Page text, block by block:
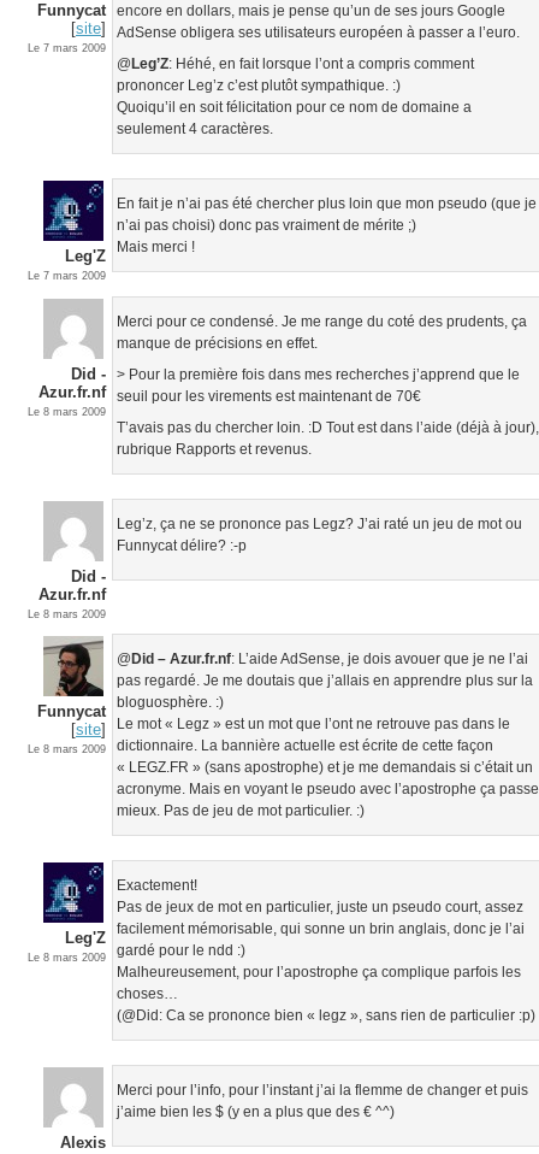
Funnycat
[site]
Le 7 mars 2009
encore en dollars, mais je pense qu’un de ses jours Google
AdSense obligera ses utilisateurs européen à passer a l’euro.
@ Leg’Z: Héhé, en fait lorsque l’ont a compris comment
prononcer Leg’z c’est plutôt sympathique. :)
Quoiqu’il en soit félicitation pour ce nom de domaine a
seulement 4 caractères.
Leg'Z
Le 7 mars 2009
En fait je n’ai pas été chercher plus loin que mon pseudo (que je
n’ai pas choisi) donc pas vraiment de mérite ;)
Mais merci !
Did -
Azur.fr.nf
Le 8 mars 2009
Merci pour ce condensé. Je me range du coté des prudents, ça
manque de précisions en effet.
> Pour la première fois dans mes recherches j’apprend que le
seuil pour les virements est maintenant de 70€
T’avais pas du chercher loin. :D Tout est dans l’aide (déjà à jour),
rubrique Rapports et revenus.
Did -
Azur.fr.nf
Le 8 mars 2009
Leg’z, ça ne se prononce pas Legz? J’ai raté un jeu de mot ou
Funnycat délire? :-p
Funnycat
[site]
Le 8 mars 2009
@ Did – Azur.fr.nf: L’aide AdSense, je dois avouer que je ne l’ai
pas regardé. Je me doutais que j’allais en apprendre plus sur la
bloguosphère. :)
Le mot « Legz » est un mot que l’ont ne retrouve pas dans le
dictionnaire. La bannière actuelle est écrite de cette façon
« LEGZ.FR » (sans apostrophe) et je me demandais si c’était un
acronyme. Mais en voyant le pseudo avec l’apostrophe ça passe
mieux. Pas de jeu de mot particulier. :)
Leg'Z
Le 8 mars 2009
Exactement!
Pas de jeux de mot en particulier, juste un pseudo court, assez
facilement mémorisable, qui sonne un brin anglais, donc je l’ai
gardé pour le ndd :)
Malheureusement, pour l’apostrophe ça complique parfois les
choses…
(@Did: Ca se prononce bien « legz », sans rien de particulier :p)
Alexis
Merci pour l’info, pour l’instant j’ai la flemme de changer et puis
j’aime bien les $ (y en a plus que des € ^^)